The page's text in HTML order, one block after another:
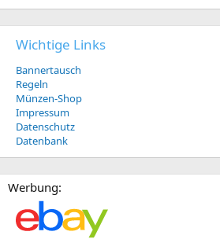
Wichtige Links
Bannertausch
Regeln
Münzen-Shop
Impressum
Datenschutz
Datenbank
Werbung: